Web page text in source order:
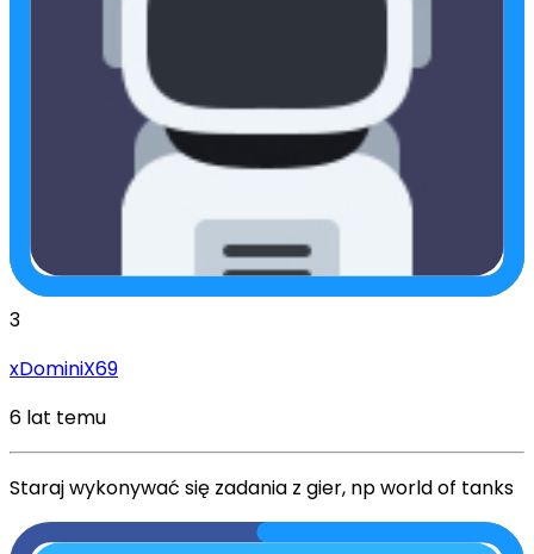
3
xDominiX69
6 lat temu
Staraj wykonywać się zadania z gier, np world of tanks